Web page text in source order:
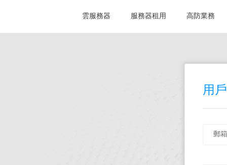
雲服務器 服務器租用 高防業務
用
郵